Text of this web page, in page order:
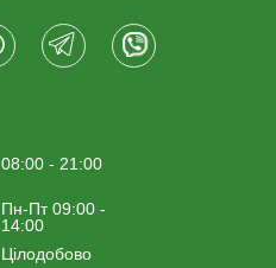
08:00 - 21:00
Пн-Пт 09:00 -
14:00
Цілодобово